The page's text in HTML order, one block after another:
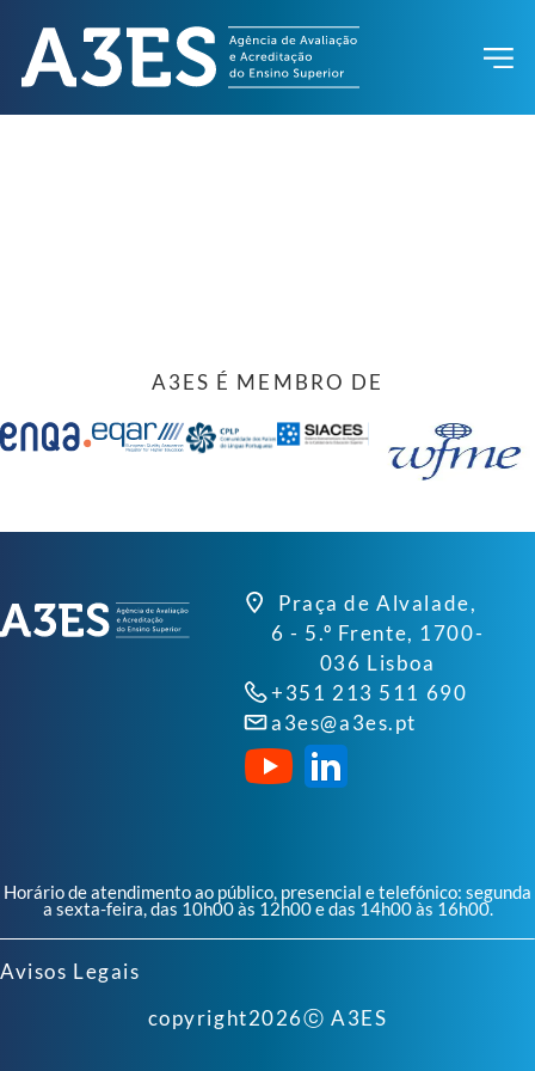
A3ES É MEMBRO DE
Praça de Alvalade,
6 - 5.º Frente, 1700-
036 Lisboa
+351 213 511 690
a3es@a3es.pt
Horário de atendimento ao público, presencial e telefónico: segunda
a sexta-feira, das 10h00 às 12h00 e das 14h00 às 16h00.
Avisos Legais
copyright2026ⓒ A3ES